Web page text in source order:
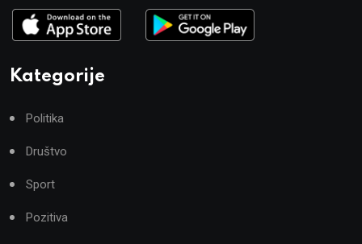
Kategorije
Politika
Društvo
Sport
Pozitiva